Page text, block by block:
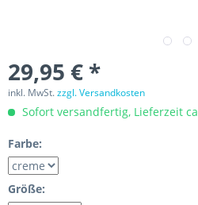
29,95 € *
inkl. MwSt.zzgl. Versandkosten
Sofort versandfertig, Lieferzeit
Farbe:
Größe: